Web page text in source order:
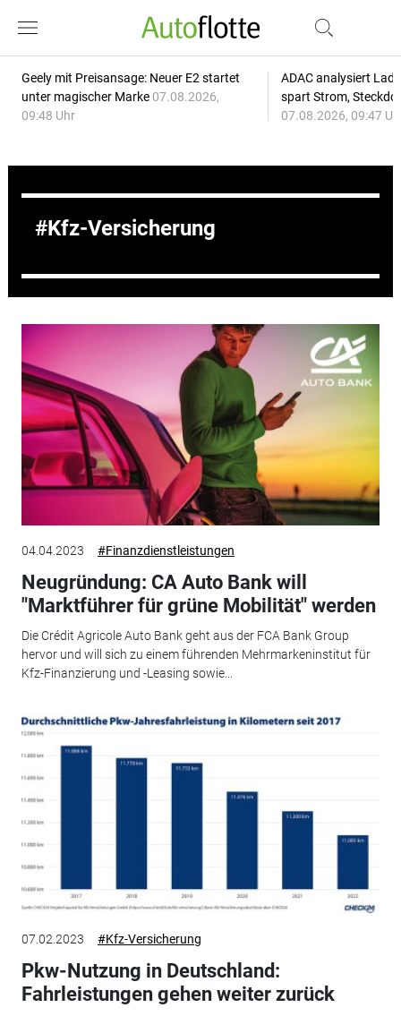
Geely mit Preisansage: Neuer E2 startet
unter magischer Marke 07.08.2026,
09:48 Uhr
ADAC analysiert
spart Strom,
07.08.2026, 09:47
Kfz-Versicherung
04.04.2023 #Finanzdienstleistungen
Neugründung: CA Auto Bank will
"Marktführer für grüne Mobilität" werden
Die Crédit Agricole Auto Bank geht aus der FCA Bank Group
hervor und will sich zu einem führenden Mehrmarkeninstitut für
Kfz-Finanzierung und -Leasing sowie...
07.02.2023 #Kfz-Versicherung
Pkw-Nutzung in Deutschland:
Fahrleistungen gehen weiter zurück